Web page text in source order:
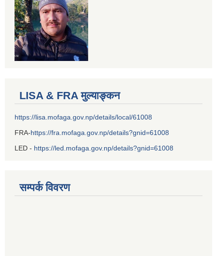
LISA & FRA मुल्याङ्कन
https://lisa.mofaga.gov.np/details/local/61008
FRA-https://fra.mofaga.gov.np/details?gnid=61008
LED - https://led.mofaga.gov.np/details?gnid=61008
सम्पर्क विवरण